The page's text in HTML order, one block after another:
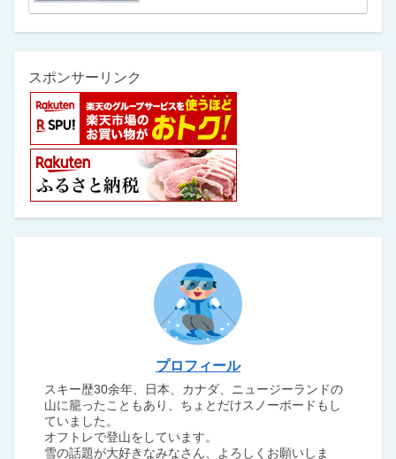
スポンサーリンク
プロフィール
スキー歴30余年、日本、カナダ、ニュージーランドの
山に籠ったこともあり、ちょとだけスノーボードもし
ていました。
オフトレで登山をしています。
雪の話題が大好きなみなさん、よろしくお願いしま